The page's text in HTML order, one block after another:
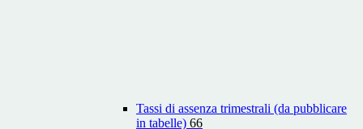
Tassi di assenza trimestrali (da pubblicare
in tabelle) 66